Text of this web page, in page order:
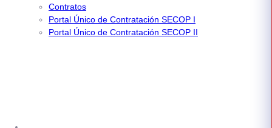
Contratos
Portal Único de Contratación SECOP I
Portal Único de Contratación SECOP II